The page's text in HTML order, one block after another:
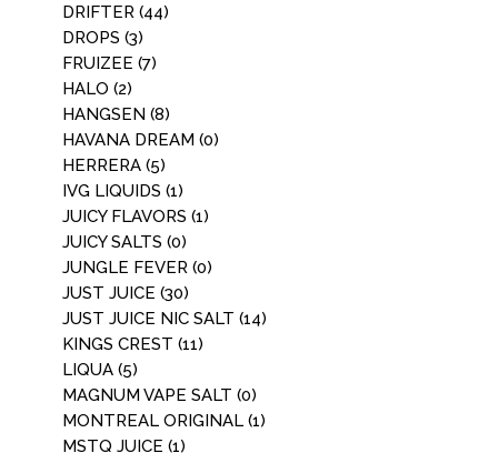
DRIFTER (44)
DROPS (3)
FRUIZEE (7)
HALO (2)
HANGSEN (8)
HAVANA DREAM (0)
HERRERA (5)
IVG LIQUIDS (1)
JUICY FLAVORS (1)
JUICY SALTS (0)
JUNGLE FEVER (0)
JUST JUICE (30)
JUST JUICE NIC SALT (14)
KINGS CREST (11)
LIQUA (5)
MAGNUM VAPE SALT (0)
MONTREAL ORIGINAL (1)
MSTQ JUICE (1)